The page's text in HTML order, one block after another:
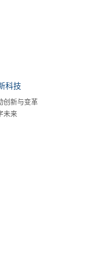
科技
创新与变革
未来